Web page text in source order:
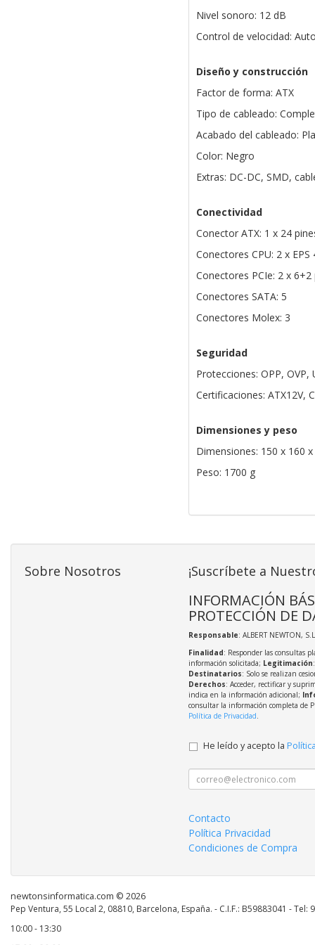
Nivel sonoro: 12 dB
Control de velocidad:
Diseño y construcción
Factor de forma: ATX
Tipo de cableado:
Acabado del cableado:
Color: Negro
Extras: DC-DC, SMD,
Conectividad
Conector ATX: 1 x 24
Conectores CPU: 2 x EPS
Conectores PCIe: 2 x 6+2
Conectores SATA: 5
Conectores Molex: 3
Seguridad
Protecciones: OPP, OVP,
Certificaciones: ATX12V,
Dimensiones y peso
Dimensiones: 150 x 160
Peso: 1700 g
Sobre Nosotros ¡Suscríbete a
INFORMACIÓN
PROTECCIÓN DE
Responsable: ALBERT NEWTON,
Finalidad: Responder las consultas
información solicitada; Legitimación
Destinatarios: Solo se realizan
Derechos: Acceder, rectificar y
indica en la información adicional;
consultar la información completa de
Política de Privacidad.
He leído y acepto la
Contacto
Política Privacidad
Condiciones de Compra
newtonsinformatica.com © 2026
Pep Ventura, 55 Local 2, 08810, Barcelona, España. - C.I.F.: B59883041 - Tel:
10:00 - 13:30